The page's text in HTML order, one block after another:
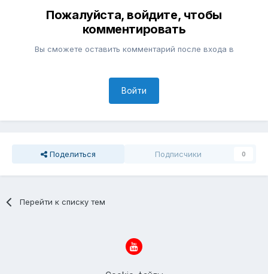
Пожалуйста, войдите, чтобы
комментировать
Вы сможете оставить комментарий после входа в
Войти
Поделиться Подписчики 0
Перейти к списку тем